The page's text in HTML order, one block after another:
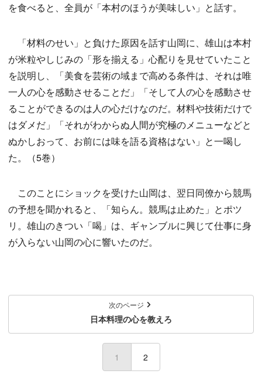
を食べると、全員が「本村のほうが美味しい」と話す。
「材料のせい」と負けた原因を話す山岡に、雄山は本村
が米粒やしじみの「形を揃える」心配りを見せていたこと
を説明し、「美食を芸術の域まで高める条件は、それは唯
一人の心を感動させることだ」「そして人の心を感動させ
ることができるのは人の心だけなのだ。材料や技術だけで
はダメだ」「それがわからぬ人間が究極のメニューなどと
ぬかしおって、お前には味を語る資格はない」と一喝し
た。（5巻）
このことにショックを受けた山岡は、翌日同僚から競馬
の予想を聞かれると、「知らん。競馬は止めた」とポツ
リ。雄山のきつい「喝」は、ギャンブルに興じて仕事に身
が入らない山岡の心に響いたのだ。
次のページ
日本料理の心を教えろ
1 (current)
2